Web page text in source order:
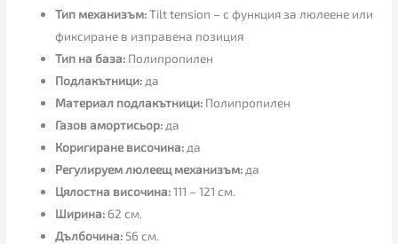
Тип механизъм:Tilt tension – с функция за люлеене или
фиксиране в изправена позиция
Тип на база: Полипропилен
Подлакътници: да
Материал подлакътници: Полипропилен
Газов амортисьор: да
Коригиране височина: да
Регулируем люлеещ механизъм: да
Цялостна височина:111 – 121 см.
Ширина: 62 см.
Дълбочина: 56 см.